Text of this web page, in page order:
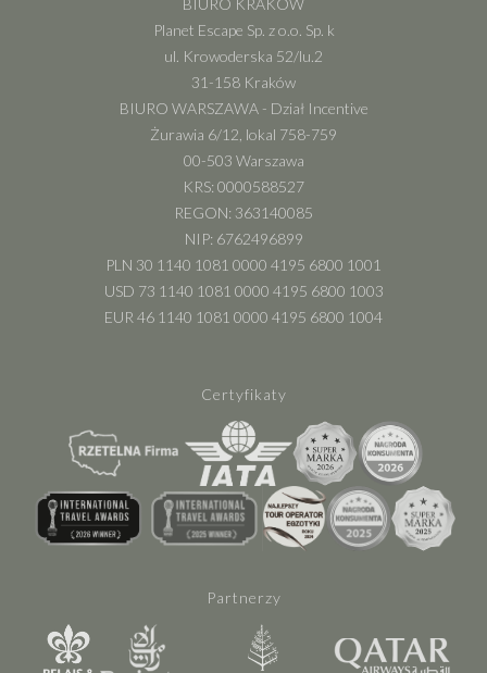
BIURO KRAKÓW
Planet Escape Sp. z o.o. Sp. k
ul. Krowoderska 52/lu.2
31-158 Kraków
BIURO WARSZAWA - Dział Incentive
Żurawia 6/12, lokal 758-759
00-503 Warszawa
KRS: 0000588527
REGON: 363140085
NIP: 6762496899
PLN 30 1140 1081 0000 4195 6800 1001
USD 73 1140 1081 0000 4195 6800 1003
EUR 46 1140 1081 0000 4195 6800 1004
Certyfikaty
Partnerzy